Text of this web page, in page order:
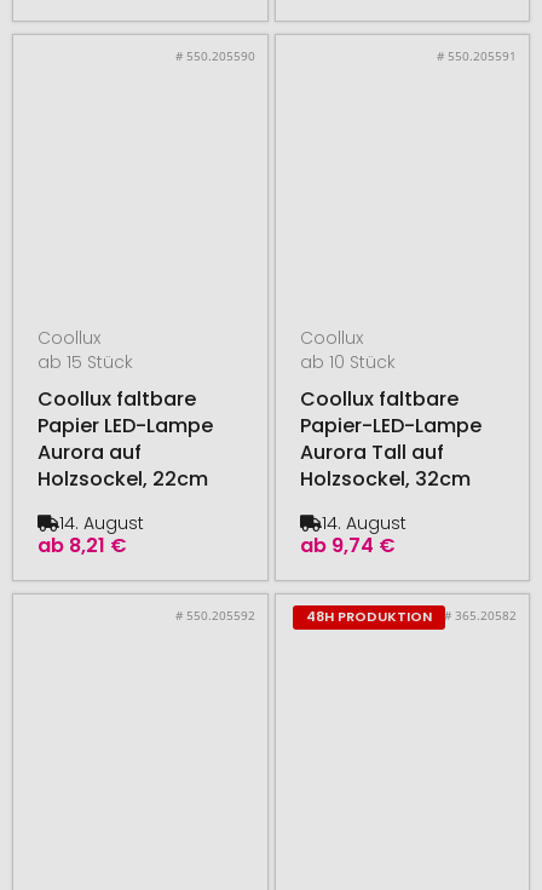
# 550.205590
Coollux
ab 15 Stück
Coollux faltbare
Papier LED-Lampe
Aurora auf
Holzsockel, 22cm
ab 8,21 €
14. August
# 550.205591
Coollux
ab 10 Stück
Coollux faltbare
Papier-LED-Lampe
Aurora Tall auf
Holzsockel, 32cm
ab 9,74 €
14. August
# 550.205592 48H PRODUKTION # 365.20582